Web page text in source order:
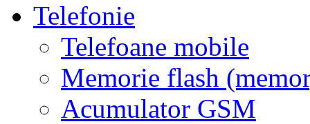
Telefonie
Telefoane mobile
Memorie flash
Acumulator GSM